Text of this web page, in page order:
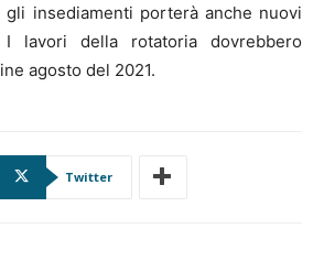
gli insediamenti porterà anche nuovi
lavori della rotatoria dovrebbero
agosto del 2021.
Twitter